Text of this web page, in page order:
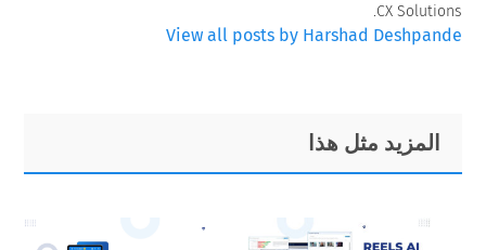
CX Solutions.
View all posts by Harshad Deshpande
Primary
Sidebar
Footer
المزيد مثل هذا